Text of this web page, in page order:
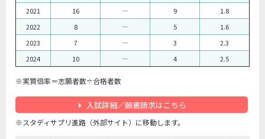
2021
16 ― 9
1.8
2022
8 ― 5
1.6
2023
7 ― 3
2.3
2024
10 ― 4 2.5
※実質倍率＝志願者数÷合格者数
入試詳細／願書請求はこちら
※スタディサプリ進路（外部サイト）に移動します。